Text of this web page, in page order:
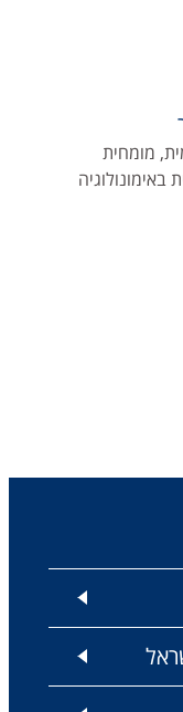
מומחית
באימונולוגיה